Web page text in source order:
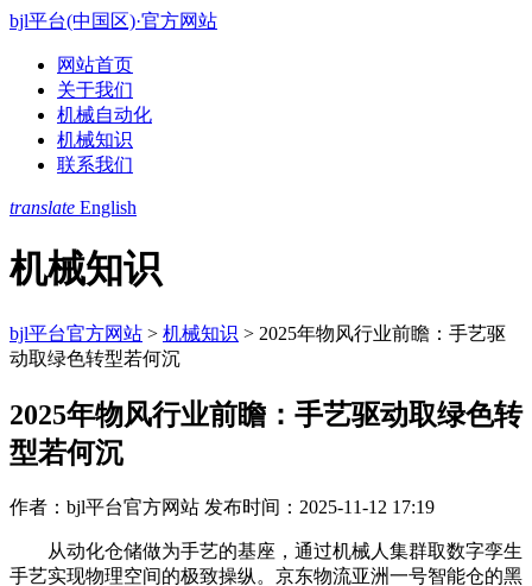
bjl平台(中国区)·官方网站
网站首页
关于我们
机械自动化
机械知识
联系我们
translate English
机械知识
bjl平台官方网站 > 机械知识 > 2025年物风行业前瞻：手艺驱
动取绿色转型若何沉
2025年物风行业前瞻：手艺驱动取绿色转
型若何沉
作者：bjl平台官方网站 发布时间：2025-11-12 17:19
从动化仓储做为手艺的基座，通过机械人集群取数字孪生
手艺实现物理空间的极致操纵。京东物流亚洲一号智能仓的黑